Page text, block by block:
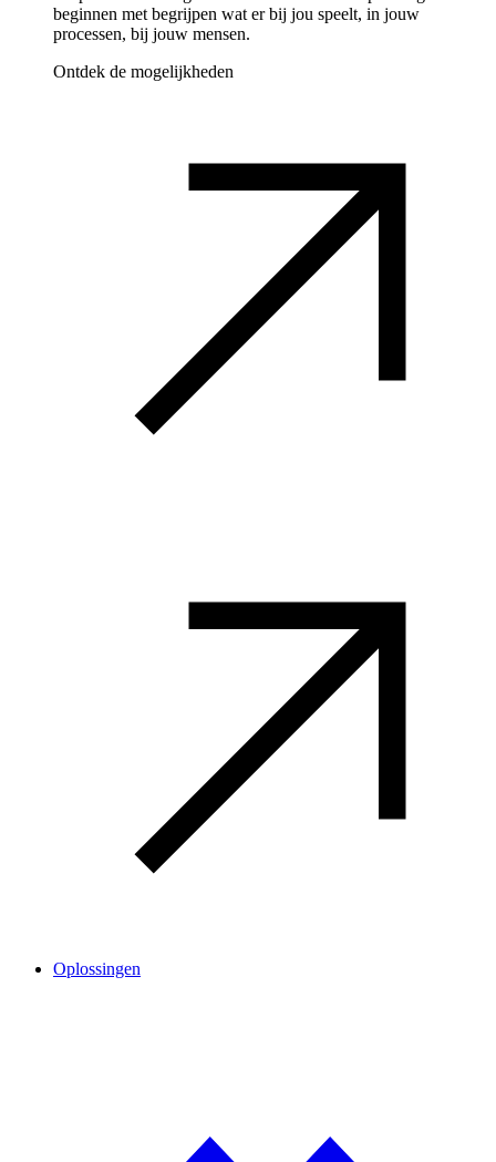
beginnen met begrijpen wat er bij jou speelt, in jouw
processen, bij jouw mensen.
Ontdek de mogelijkheden
Oplossingen